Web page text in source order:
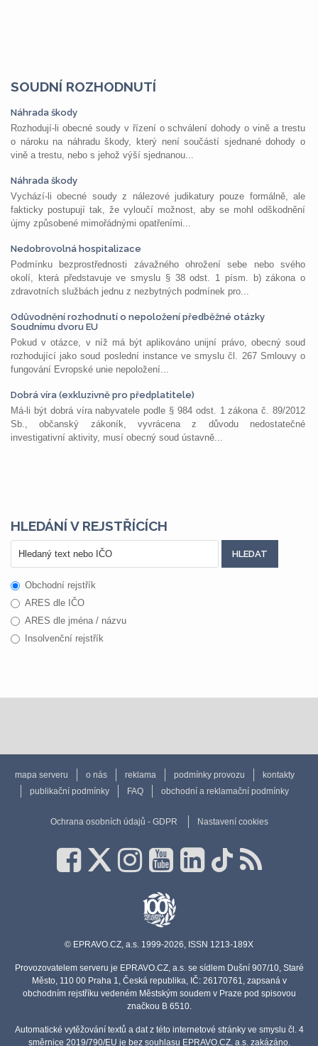
SOUDNÍ ROZHODNUTÍ
Náhrada škody
Rozhodují-li obecné soudy v řízení o schválení dohody o vině a trestu
o nároku na náhradu škody, který není součástí sjednané dohody o
vině a trestu, nebo s jehož výší sjednanou...
Náhrada škody
Vychází-li obecné soudy z nálezové judikatury pouze formálně, ale
fakticky postupují tak, že vyloučí možnost, aby se mohl odškodnění
újmy způsobené mimořádnými opatřeními...
Nedobrovolná hospitalizace
Podmínku bezprostřednosti závažného ohrožení sebe nebo svého
okolí, která představuje ve smyslu § 38 odst. 1 písm. b) zákona o
zdravotních službách jednu z nezbytných podmínek pro...
Odůvodnění rozhodnutí o nepoložení předběžné otázky
Soudnímu dvoru EU
Pokud v otázce, v níž má být aplikováno unijní právo, obecný soud
rozhodující jako soud poslední instance ve smyslu čl. 267 Smlouvy o
fungování Evropské unie nepoložení...
Dobrá víra (exkluzivně pro předplatitele)
Má-li být dobrá víra nabyvatele podle § 984 odst. 1 zákona č. 89/2012
Sb., občanský zákoník, vyvrácena z důvodu nedostatečné
investigativní aktivity, musí obecný soud ústavně...
HLEDÁNÍ V REJSTŘÍCÍCH
Obchodní rejstřík
ARES dle IČO
ARES dle jména / názvu
Insolvenční rejstřík
mapa serveru o nás reklama podmínky provozu
kontakty
publikační podmínky
FAQ obchodní a reklamační podmínky
Ochrana osobních údajů - GDPR Nastavení cookies
© EPRAVO.CZ, a.s. 1999-2026, ISSN 1213-189X
Provozovatelem serveru je EPRAVO.CZ, a.s. se sídlem Dušní 907/10, Staré
Město, 110 00 Praha 1, Česká republika, IČ: 26170761, zapsaná v
obchodním rejstříku vedeném Městským soudem v Praze pod spisovou
značkou B 6510.
Automatické vytěžování textů a dat z této internetové stránky ve smyslu čl. 4
směrnice 2019/790/EU je bez souhlasu EPRAVO.CZ, a.s. zakázáno.